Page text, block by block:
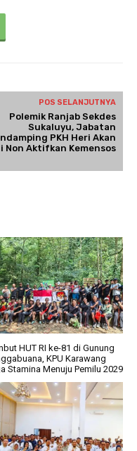
POS SELANJUTNYA
Polemik Ranjab Sekdes
Sukaluyu, Jabatan
PKH Heri Akan
Non Aktifkan Kemensos
HUT RI ke-81 di Gunung
KPU Karawang
Stamina Menuju Pemilu 2029